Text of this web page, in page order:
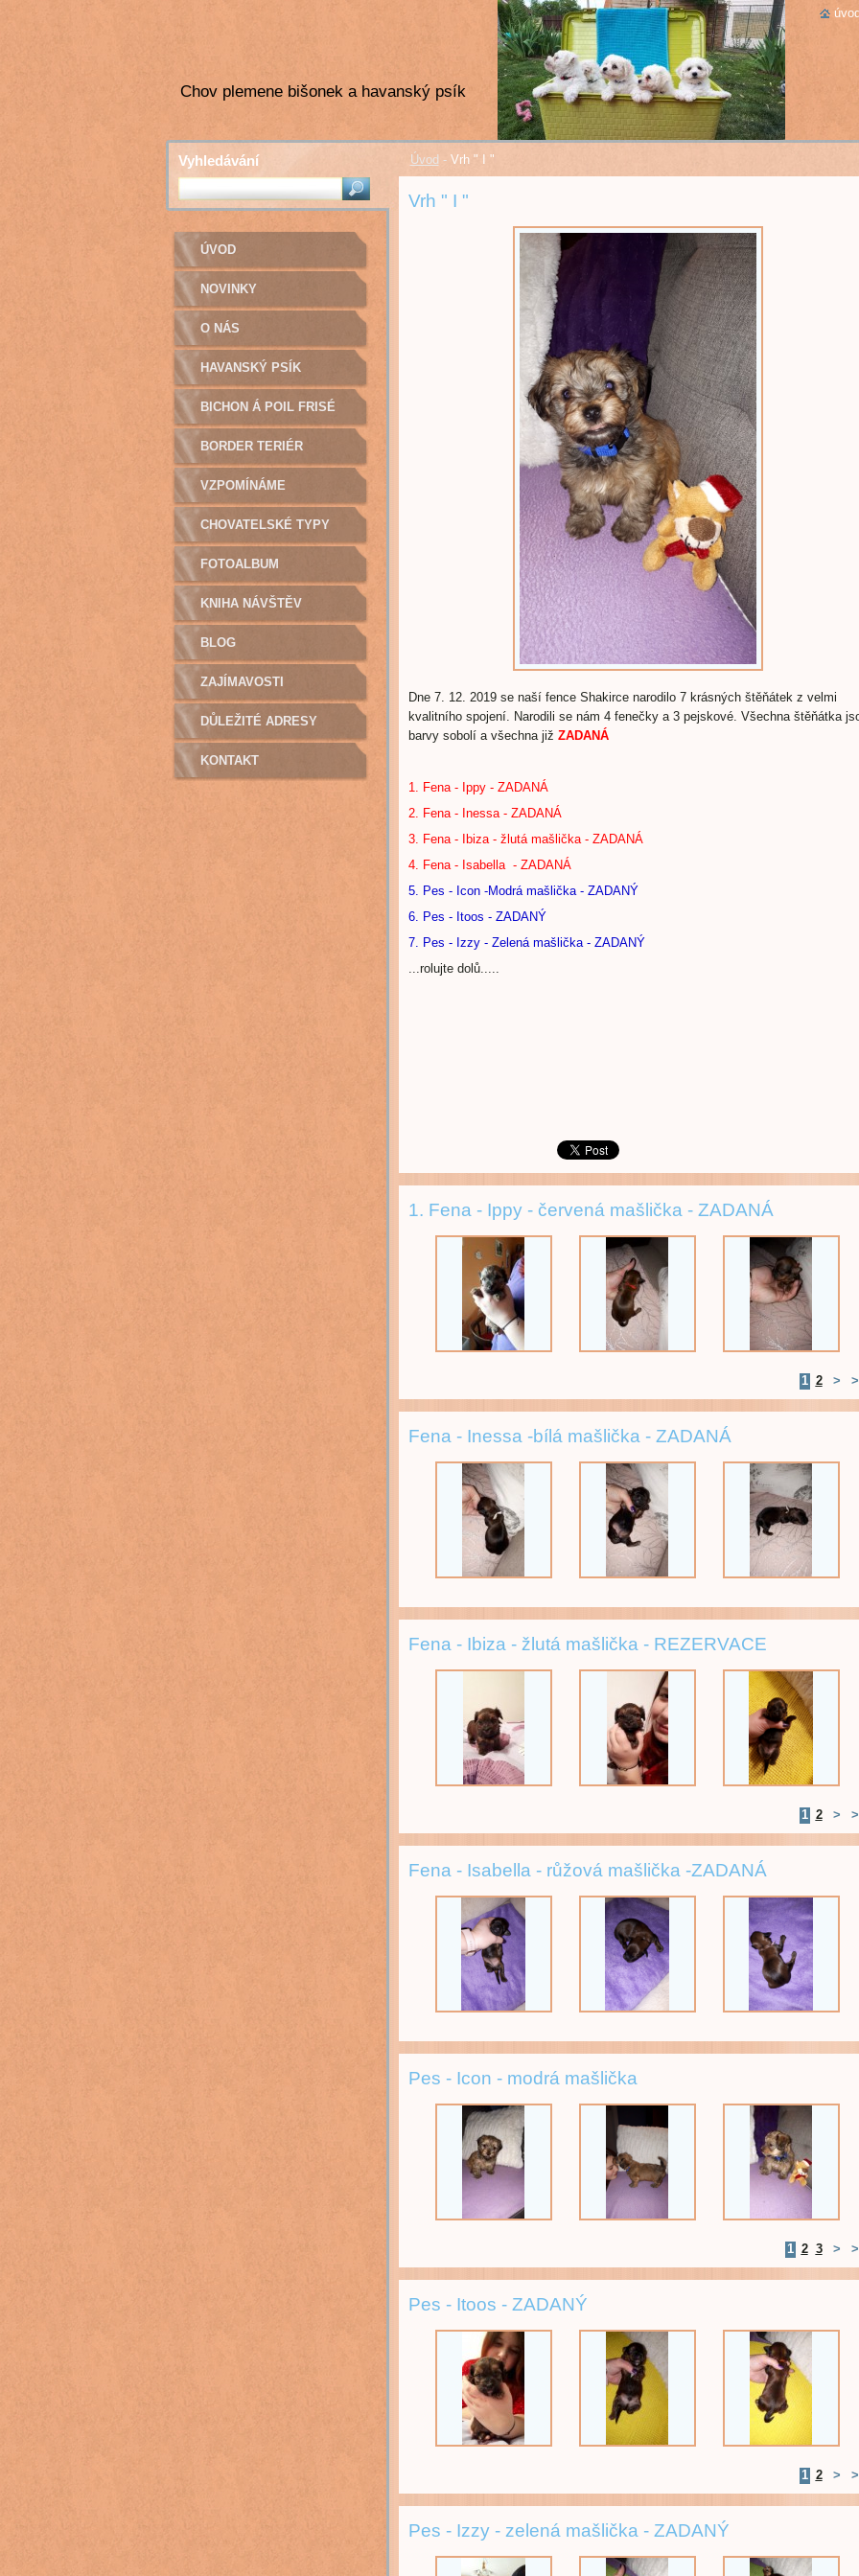
Chov plemene bišonek a havanský psík
Úvod - Vrh " I "
Vrh " I "
Dne 7. 12. 2019 se naší fence Shakirce narodilo 7 krásných štěňátek z velmi
kvalitního spojení. Narodili se nám 4 fenečky a 3 pejskové. Všechna štěňátka
barvy sobolí a všechna již ZADANÁ
1. Fena - Ippy - ZADANÁ
2. Fena - Inessa - ZADANÁ
3. Fena - Ibiza - žlutá mašlička - ZADANÁ
4. Fena - Isabella - ZADANÁ
5. Pes - Icon -Modrá mašlička - ZADANÝ
6. Pes - Itoos - ZADANÝ
7. Pes - Izzy - Zelená mašlička - ZADANÝ
...rolujte dolů.....
1. Fena - Ippy - červená mašlička - ZADANÁ
1 2 >
Fena - Inessa -bílá mašlička - ZADANÁ
Fena - Ibiza - žlutá mašlička - REZERVACE
1 2 >
Fena - Isabella - růžová mašlička -ZADANÁ
Pes - Icon - modrá mašlička
1 2 3 >
Pes - Itoos - ZADANÝ
1 2 >
Pes - Izzy - zelená mašlička - ZADANÝ
ÚVOD
NOVINKY
O NÁS
HAVANSKÝ PSÍK
BICHON Á POIL FRISÉ
BORDER TERIÉR
VZPOMÍNÁME
CHOVATELSKÉ TYPY
FOTOALBUM
KNIHA NÁVŠTĚV
BLOG
ZAJÍMAVOSTI
DŮLEŽITÉ ADRESY
KONTAKT
Vyhledávání